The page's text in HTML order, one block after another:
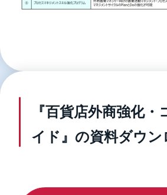
『百貨店外商強化
イド』の資料ダウン